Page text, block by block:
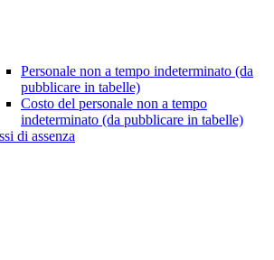
Personale non a tempo indeterminato (da
pubblicare in tabelle)
Costo del personale non a tempo
indeterminato (da pubblicare in tabelle)
di assenza